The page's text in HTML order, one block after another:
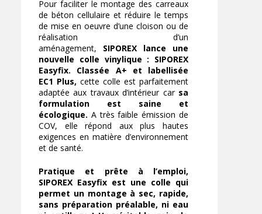
Pour faciliter le montage des carreaux
de béton cellulaire et réduire le temps
de mise en oeuvre d’une cloison ou de
réalisation d’un
aménagement, SIPOREX lance une
nouvelle colle vinylique : SIPOREX
Easyfix. Classée A+ et labellisée
EC1 Plus, cette colle est parfaitement
adaptée aux travaux d’intérieur car sa
formulation est saine et
écologique. A très faible émission de
COV, elle répond aux plus hautes
exigences en matière d’environnement
et de santé.
Pratique et prête à l’emploi,
SIPOREX Easyfix est une colle qui
permet un montage à sec, rapide,
sans préparation préalable, ni eau